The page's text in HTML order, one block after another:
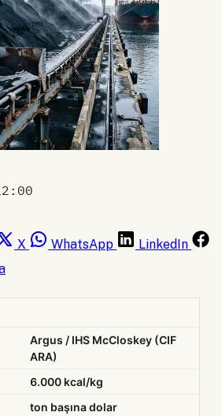
X WhatsApp
LinkedIn
Argus / IHS McCloskey (CIF
ARA)
6.000 kcal/kg
ton başına dolar